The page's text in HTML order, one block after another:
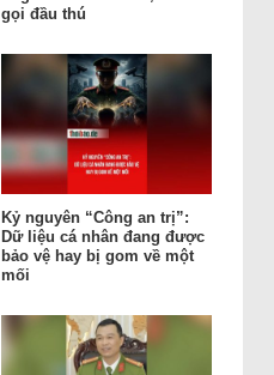
gọi đầu thú
Kỷ nguyên “Công an trị”:
Dữ liệu cá nhân đang được
bảo vệ hay bị gom về một
mối